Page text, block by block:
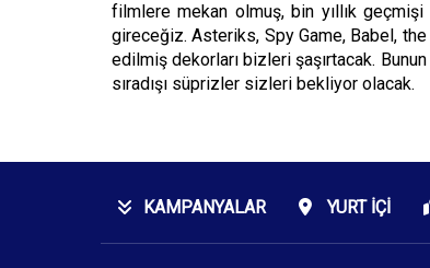
filmlere mekan olmuş, bin yıllık
gireceğiz. Asteriks, Spy Game, Babel,
edilmiş dekorları bizleri şaşırtacak.
sıradışı süprizler sizleri bekliyor olacak.
KAMPANYALAR YURT İÇI